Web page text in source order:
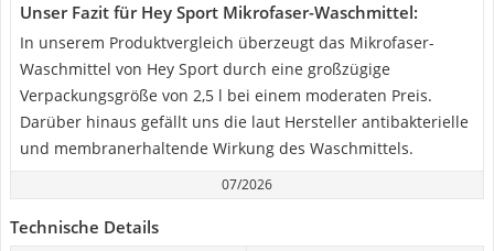
Unser Fazit für Hey Sport Mikrofaser-Waschmittel:
In unserem Produktvergleich überzeugt das Mikrofaser-
Waschmittel von Hey Sport durch eine großzügige
Verpackungsgröße von 2,5 l bei einem moderaten Preis.
Darüber hinaus gefällt uns die laut Hersteller antibakterielle
und membranerhaltende Wirkung des Waschmittels.
07/2026
Technische Details